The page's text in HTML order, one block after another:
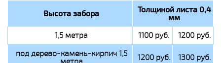
Высота забора Толщиной листа 0,4
мм
1,5 метра 1100 руб.
1200 руб.
под дерево-камень-кирпич 1,5
1200 руб. 1300 руб.